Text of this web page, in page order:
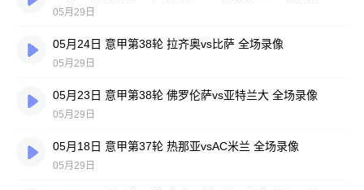
05月29日
05月24日 意甲第38轮 拉齐奥vs比萨 全场录像
05月29日
05月23日 意甲第38轮 佛罗伦萨vs亚特兰大 全场录像
05月29日
05月18日 意甲第37轮 热那亚vsAC米兰 全场录像
05月29日